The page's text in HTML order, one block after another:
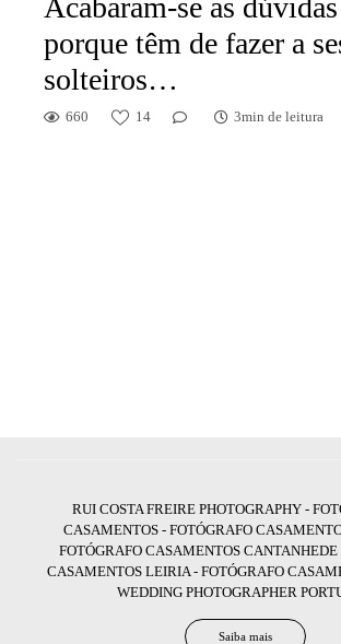
Acabaram-se as dúvidas!
porque têm de fazer a
solteiros…
660 14 3min de leitura
RUI COSTA FREIRE PHOTOGRAPHY -
CASAMENTOS - FOTÓGRAFO
FOTÓGRAFO CASAMENTOS CANTANHEDE
CASAMENTOS LEIRIA - FOTÓGRAFO
WEDDING PHOTOGRAPHER
Saiba mais